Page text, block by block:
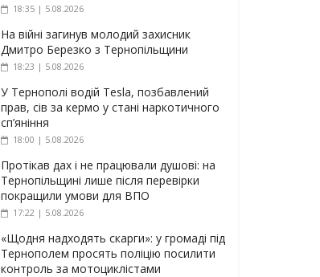
18:35 | 5.08.2026
На війні загинув молодий захисник
Дмитро Березко з Тернопільщини
18:23 | 5.08.2026
У Тернополі водій Tesla, позбавлений
прав, сів за кермо у стані наркотичного
сп’яніння
18:00 | 5.08.2026
Протікав дах і не працювали душові: на
Тернопільщині лише після перевірки
покращили умови для ВПО
17:22 | 5.08.2026
«Щодня надходять скарги»: у громаді під
Тернополем просять поліцію посилити
контроль за мотоциклістами